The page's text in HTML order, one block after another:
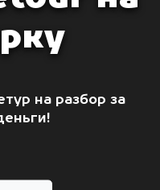
на разбор за